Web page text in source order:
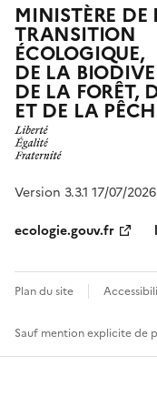
MINISTÈRE DE
TRANSITION
ÉCOLOGIQUE,
DE LA
DE LA FORÊT,
ET DE LA
Version 3.3.1 17/07/2026
ecologie.gouv.fr
Plan du site
Sauf mention explicite de